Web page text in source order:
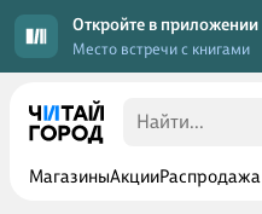
Откройте в приложении
Место встречи с книгами
МагазиныАкцииРаспродажа